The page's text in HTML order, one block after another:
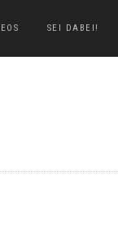
SEI DABEI!